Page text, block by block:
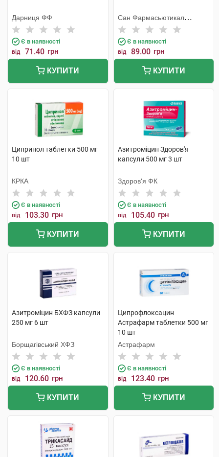
Дарниця ФФ
Є в наявності
від 71.40 грн
КУПИТИ
Сан Фармасьютикал
Індастріз
Є в наявності
від 89.00 грн
КУПИТИ
Ципринол таблетки 500 мг
10 шт
КРКА
Є в наявності
від 103.30 грн
КУПИТИ
Азитроміцин Здоров'я
капсули 500 мг 3 шт
Здоров'я ФК
Є в наявності
від 105.40 грн
КУПИТИ
Азитроміцин БХФЗ капсули
250 мг 6 шт
Борщагівський ХФЗ
Є в наявності
від 120.60 грн
КУПИТИ
Ципрофлоксацин
Астрафарм таблетки 500 мг
10 шт
Астрафарм
Є в наявності
від 123.40 грн
КУПИТИ